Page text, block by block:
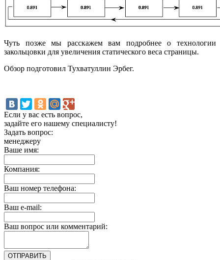
Чуть позже мы расскажем вам подробнее о технологии
закольцовки для увеличения статического веса страницы.
Обзор подготовил Тухватуллин Эрбег.
Если у вас есть вопрос,
задайте его нашему специалисту!
Задать вопрос:
менеджеру
Ваше имя:
Компания:
Ваш номер телефона:
Ваш e-mail:
Ваш вопрос или комментарий: